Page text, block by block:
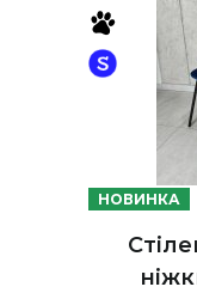
НОВИНКА